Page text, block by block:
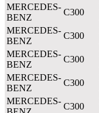
MERCEDES-
BENZ
C300
MERCEDES-
BENZ
C300
MERCEDES-
BENZ
C300
MERCEDES-
BENZ
C300
MERCEDES-
C300